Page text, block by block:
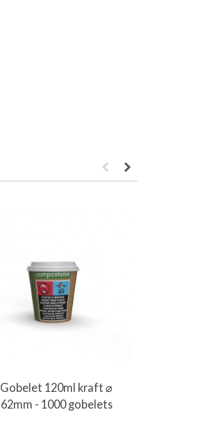
Ajouter au panier
Gobelet 120ml kraft ⌀
62mm - 1000 gobelets